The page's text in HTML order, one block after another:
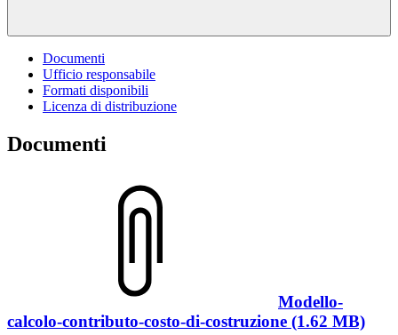
Documenti
Ufficio responsabile
Formati disponibili
Licenza di distribuzione
Documenti
Modello-
calcolo-contributo-costo-di-costruzione (1.62 MB)